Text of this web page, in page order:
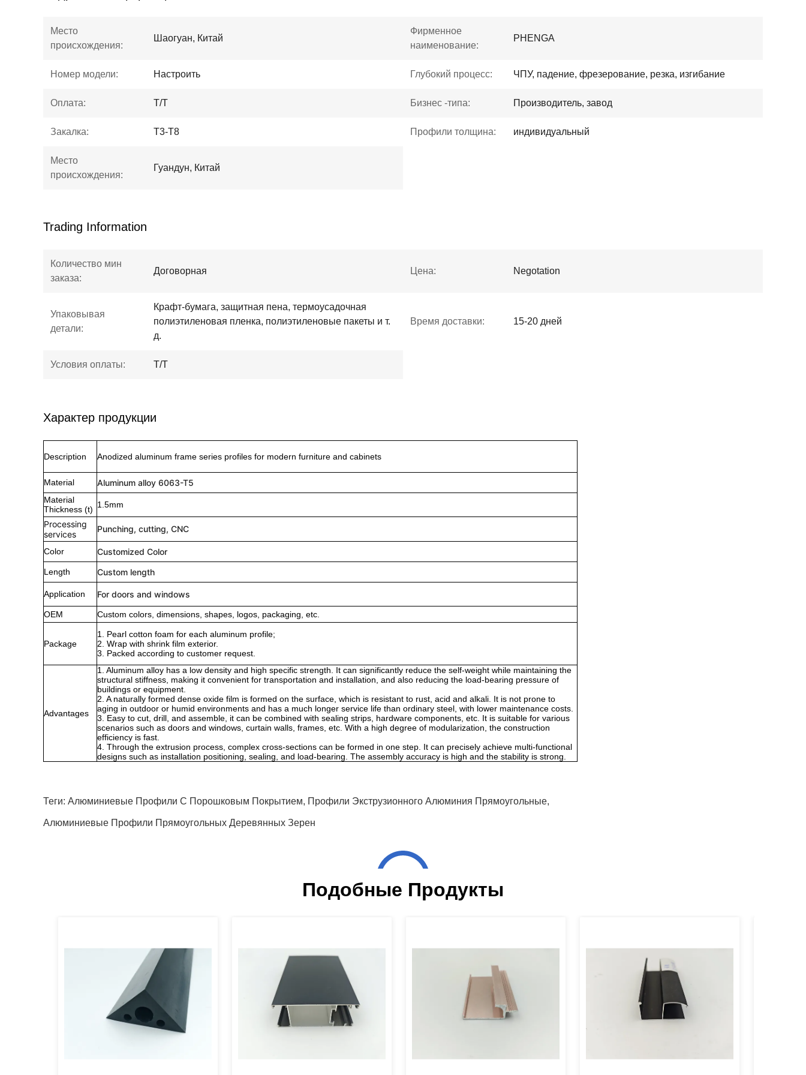
Место
происхождения:
Шаогуан, Китай
Фирменное
наименование:
PHENGA
Номер модели: Настроить Глубокий процесс: ЧПУ, падение, фрезерование, резка, изгибание
Оплата: Т/Т Бизнес -типа: Производитель, завод
Закалка: Т3-Т8 Профили толщина: индивидуальный
Место
происхождения:
Гуандун, Китай
Trading Information
Количество мин
заказа:
Договорная Цена: Negotation
Упаковывая
детали:
Крафт-бумага, защитная пена, термоусадочная
полиэтиленовая пленка, полиэтиленовые пакеты и т.
д.
Время доставки: 15-20 дней
Условия оплаты: Т/Т
Характер продукции
Description Anodized aluminum frame series profiles for modern furniture and cabinets
Material Aluminum alloy 6063-T5
Material
Thickness (t) 1.5mm
Processing
services
Punching, cutting, CNC
Color Customized Color
Length Custom length
Application For doors and windows
OEM Custom colors, dimensions, shapes, logos, packaging, etc.
Package
1. Pearl cotton foam for each aluminum profile;
2. Wrap with shrink film exterior.
3. Packed according to customer request.
Advantages
1. Aluminum alloy has a low density and high specific strength. It can significantly reduce the self-weight while maintaining the
structural stiffness, making it convenient for transportation and installation, and also reducing the load-bearing pressure of
buildings or equipment.
2. A naturally formed dense oxide film is formed on the surface, which is resistant to rust, acid and alkali. It is not prone to
aging in outdoor or humid environments and has a much longer service life than ordinary steel, with lower maintenance costs.
3. Easy to cut, drill, and assemble, it can be combined with sealing strips, hardware components, etc. It is suitable for various
scenarios such as doors and windows, curtain walls, frames, etc. With a high degree of modularization, the construction
efficiency is fast.
4. Through the extrusion process, complex cross-sections can be formed in one step. It can precisely achieve multi-functional
designs such as installation positioning, sealing, and load-bearing. The assembly accuracy is high and the stability is strong.
Теги: Алюминиевые Профили С Порошковым Покрытием, Профили Экструзионного Алюминия Прямоугольные,
Алюминиевые Профили Прямоугольных Деревянных Зерен
Подобные Продукты